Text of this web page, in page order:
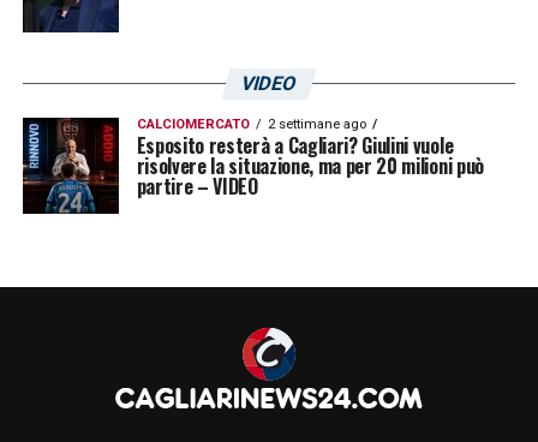
VIDEO
CALCIOMERCATO 2 settimane ago
Esposito resterà a Cagliari? Giulini vuole
risolvere la situazione, ma per 20 milioni può
partire – VIDEO